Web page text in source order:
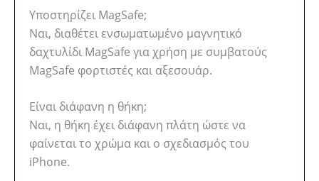
Υποστηρίζει MagSafe;
Ναι, διαθέτει ενσωματωμένο μαγνητικό
δαχτυλίδι MagSafe για χρήση με συμβατούς
MagSafe φορτιστές και αξεσουάρ.
Είναι διάφανη η θήκη;
Ναι, η θήκη έχει διάφανη πλάτη ώστε να
φαίνεται το χρώμα και ο σχεδιασμός του
iPhone.